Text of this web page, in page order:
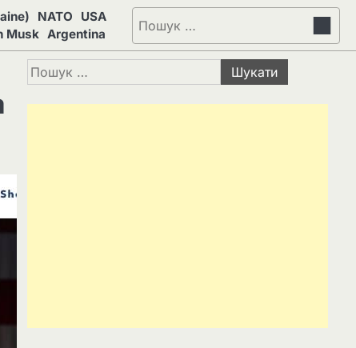
NATO
USA
Musk Argentina
Пошук:
Пошук: